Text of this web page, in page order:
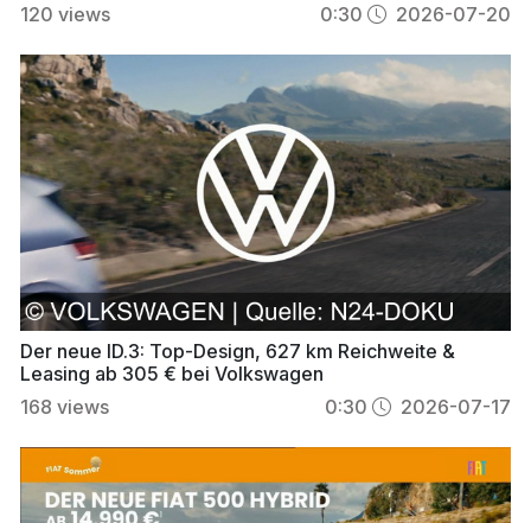
120 views 0:30 2026-07-20
Der neue ID.3: Top-Design, 627 km Reichweite &
Leasing ab 305 € bei Volkswagen
168 views 0:30 2026-07-17